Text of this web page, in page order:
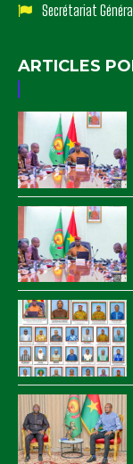
Secrétariat
ARTICLES